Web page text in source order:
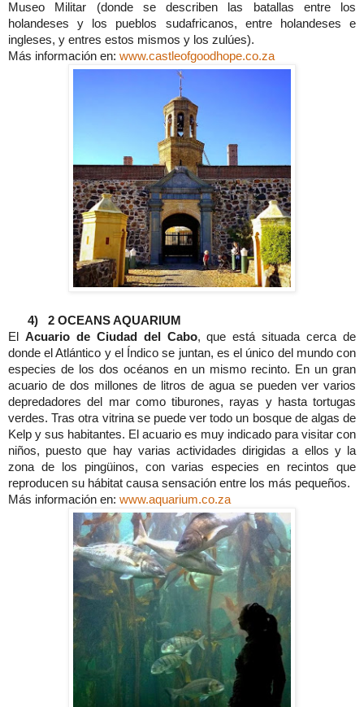
Museo Militar (donde se describen las batallas entre los
holandeses y los pueblos sudafricanos, entre holandeses e
ingleses, y entres estos mismos y los zulúes).
Más información en: www.castleofgoodhope.co.za
4)
2 OCEANS AQUARIUM
El Acuario de Ciudad del Cabo, que está situada cerca de
donde el Atlántico y el Índico se juntan, es el único del mundo con
especies de los dos océanos en un mismo recinto. En un gran
acuario de dos millones de litros de agua se pueden ver varios
depredadores del mar como tiburones, rayas y hasta tortugas
verdes. Tras otra vitrina se puede ver todo un bosque de algas de
Kelp y sus habitantes. El acuario es muy indicado para visitar con
niños, puesto que hay varias actividades dirigidas a ellos y la
zona de los pingüinos, con varias especies en recintos que
reproducen su hábitat causa sensación entre los más pequeños.
Más información en: www.aquarium.co.za